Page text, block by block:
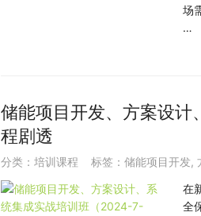
场
…
储能项目开发、方案设
程剧透
分类： 培训课程 标签： 储能项目开发,
在
全